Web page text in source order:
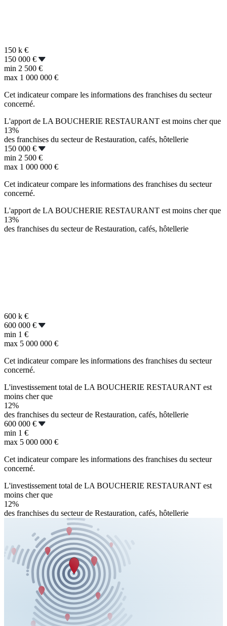
150 k €
150 000 €
min 2 500 €
max 1 000 000 €
Cet indicateur compare les informations des franchises du secteur
concerné.
L'apport de LA BOUCHERIE RESTAURANT est moins cher que
13%
des franchises du secteur de Restauration, cafés, hôtellerie
150 000 €
min 2 500 €
max 1 000 000 €
Cet indicateur compare les informations des franchises du secteur
concerné.
L'apport de LA BOUCHERIE RESTAURANT est moins cher que
13%
des franchises du secteur de Restauration, cafés, hôtellerie
600 k €
600 000 €
min 1 €
max 5 000 000 €
Cet indicateur compare les informations des franchises du secteur
concerné.
L'investissement total de LA BOUCHERIE RESTAURANT est
moins cher que
12%
des franchises du secteur de Restauration, cafés, hôtellerie
600 000 €
min 1 €
max 5 000 000 €
Cet indicateur compare les informations des franchises du secteur
concerné.
L'investissement total de LA BOUCHERIE RESTAURANT est
moins cher que
12%
des franchises du secteur de Restauration, cafés, hôtellerie